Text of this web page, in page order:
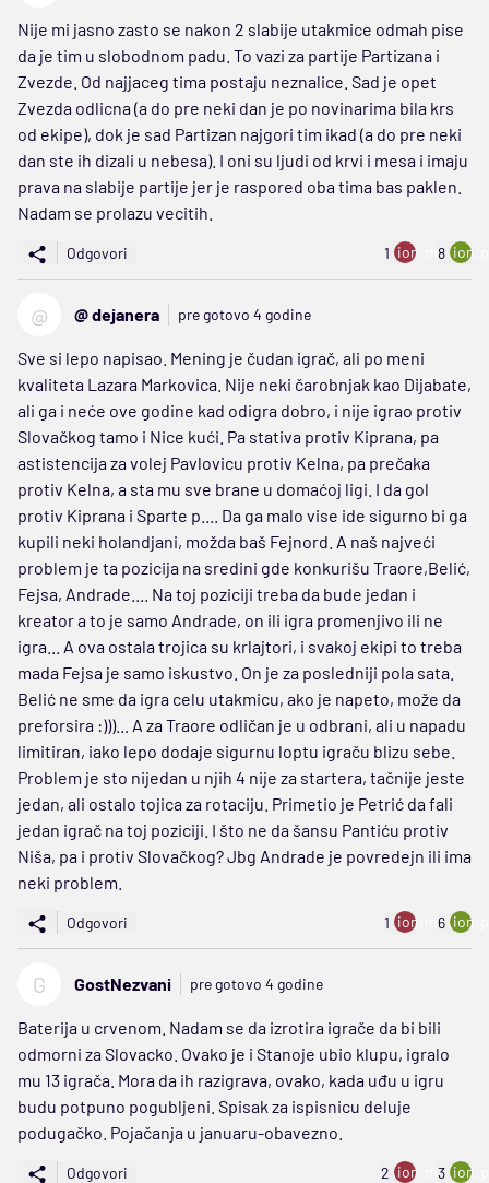
Nije mi jasno zasto se nakon 2 slabije utakmice odmah pise
da je tim u slobodnom padu. To vazi za partije Partizana i
Zvezde. Od najjaceg tima postaju neznalice. Sad je opet
Zvezda odlicna (a do pre neki dan je po novinarima bila krs
od ekipe), dok je sad Partizan najgori tim ikad (a do pre neki
dan ste ih dizali u nebesa). I oni su ljudi od krvi i mesa i imaju
prava na slabije partije jer je raspored oba tima bas paklen.
Nadam se prolazu vecitih.
Odgovori 1 ion:minus
8
@ @ dejanera pre gotovo 4 godine
Sve si lepo napisao. Mening je čudan igrač, ali po meni
kvaliteta Lazara Markovica. Nije neki čarobnjak kao Dijabate,
ali ga i neće ove godine kad odigra dobro, i nije igrao protiv
Slovačkog tamo i Nice kući. Pa stativa protiv Kiprana, pa
astistencija za volej Pavlovicu protiv Kelna, pa prečaka
protiv Kelna, a sta mu sve brane u domaćoj ligi. I da gol
protiv Kiprana i Sparte p.... Da ga malo vise ide sigurno bi ga
kupili neki holandjani, možda baš Fejnord. A naš najveći
problem je ta pozicija na sredini gde konkurišu Traore,Belić,
Fejsa, Andrade.... Na toj poziciji treba da bude jedan i
kreator a to je samo Andrade, on ili igra promenjivo ili ne
igra... A ova ostala trojica su krlajtori, i svakoj ekipi to treba
mada Fejsa je samo iskustvo. On je za posledniji pola sata.
Belić ne sme da igra celu utakmicu, ako je napeto, može da
preforsira :)))... A za Traore odličan je u odbrani, ali u napadu
limitiran, iako lepo dodaje sigurnu loptu igraču blizu sebe.
Problem je sto nijedan u njih 4 nije za startera, tačnije jeste
jedan, ali ostalo tojica za rotaciju. Primetio je Petrić da fali
jedan igrač na toj poziciji. I što ne da šansu Pantiću protiv
Niša, pa i protiv Slovačkog? Jbg Andrade je povredejn ili ima
neki problem.
Odgovori 1 ion:minus
6
G GostNezvani pre gotovo 4 godine
Baterija u crvenom. Nadam se da izrotira igrače da bi bili
odmorni za Slovacko. Ovako je i Stanoje ubio klupu, igralo
mu 13 igrača. Mora da ih razigrava, ovako, kada uđu u igru
budu potpuno pogubljeni. Spisak za ispisnicu deluje
podugačko. Pojačanja u januaru-obavezno.
Odgovori 2 ion:minus
3